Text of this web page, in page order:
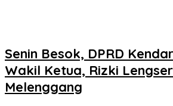
Senin Besok, DPRD
Wakil Ketua, Rizki
Melenggang